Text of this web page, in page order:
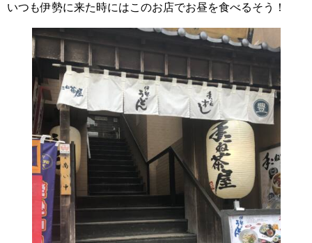
いつも伊勢に来た時にはこのお店でお昼を食べるそう！